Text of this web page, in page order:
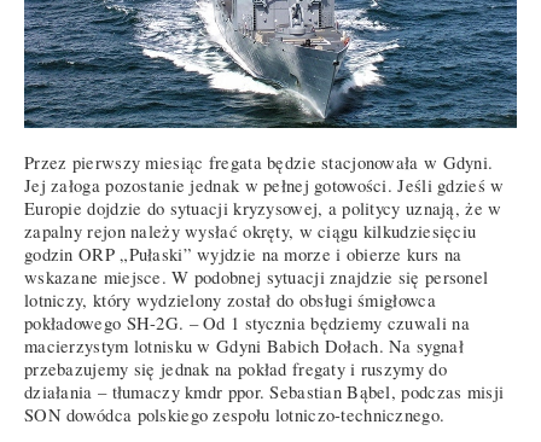
Przez pierwszy miesiąc fregata będzie stacjonowała w Gdyni.
Jej załoga pozostanie jednak w pełnej gotowości. Jeśli gdzieś w
Europie dojdzie do sytuacji kryzysowej, a politycy uznają, że w
zapalny rejon należy wysłać okręty, w ciągu kilkudziesięciu
godzin ORP „Pułaski” wyjdzie na morze i obierze kurs na
wskazane miejsce. W podobnej sytuacji znajdzie się personel
lotniczy, który wydzielony został do obsługi śmigłowca
pokładowego SH-2G. – Od 1 stycznia będziemy czuwali na
macierzystym lotnisku w Gdyni Babich Dołach. Na sygnał
przebazujemy się jednak na pokład fregaty i ruszymy do
działania – tłumaczy kmdr ppor. Sebastian Bąbel, podczas misji
SON dowódca polskiego zespołu lotniczo-technicznego.